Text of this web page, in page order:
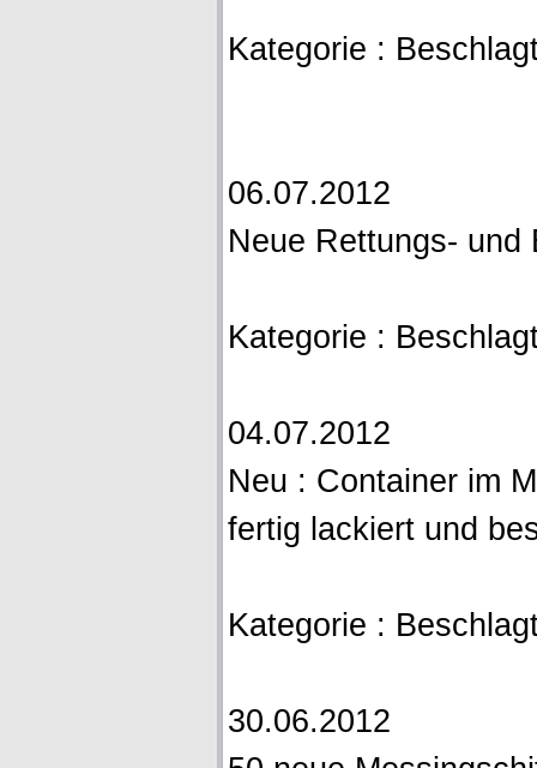
Kategorie :
06.07.2012
Neue Rettungs- und
Kategorie :
04.07.2012
Neu : Container im
fertig lackiert und
Kategorie :
30.06.2012